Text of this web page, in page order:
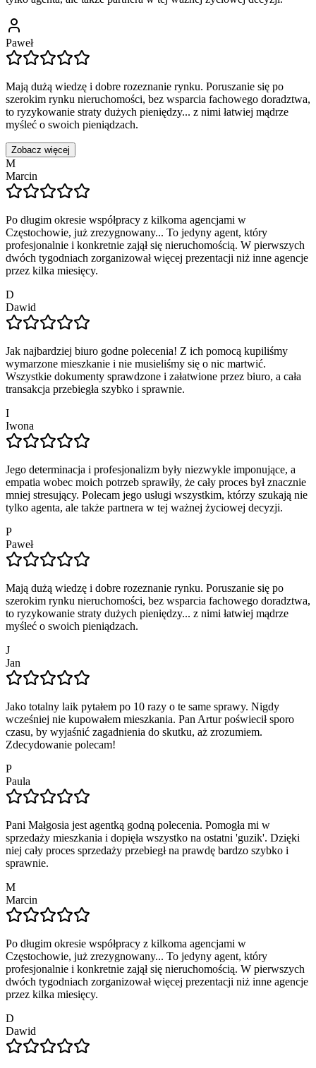
Paweł
Mają dużą wiedzę i dobre rozeznanie rynku. Poruszanie się po
szerokim rynku nieruchomości, bez wsparcia fachowego doradztwa,
to ryzykowanie straty dużych pieniędzy... z nimi łatwiej mądrze
myśleć o swoich pieniądzach.
Zobacz więcej
M
Marcin
Po długim okresie współpracy z kilkoma agencjami w
Częstochowie, już zrezygnowany... To jedyny agent, który
profesjonalnie i konkretnie zajął się nieruchomością. W pierwszych
dwóch tygodniach zorganizował więcej prezentacji niż inne agencje
przez kilka miesięcy.
D
Dawid
Jak najbardziej biuro godne polecenia! Z ich pomocą kupiliśmy
wymarzone mieszkanie i nie musieliśmy się o nic martwić.
Wszystkie dokumenty sprawdzone i załatwione przez biuro, a cała
transakcja przebiegła szybko i sprawnie.
I
Iwona
Jego determinacja i profesjonalizm były niezwykle imponujące, a
empatia wobec moich potrzeb sprawiły, że cały proces był znacznie
mniej stresujący. Polecam jego usługi wszystkim, którzy szukają nie
tylko agenta, ale także partnera w tej ważnej życiowej decyzji.
P
Paweł
Mają dużą wiedzę i dobre rozeznanie rynku. Poruszanie się po
szerokim rynku nieruchomości, bez wsparcia fachowego doradztwa,
to ryzykowanie straty dużych pieniędzy... z nimi łatwiej mądrze
myśleć o swoich pieniądzach.
J
Jan
Jako totalny laik pytałem po 10 razy o te same sprawy. Nigdy
wcześniej nie kupowałem mieszkania. Pan Artur poświecił sporo
czasu, by wyjaśnić zagadnienia do skutku, aż zrozumiem.
Zdecydowanie polecam!
P
Paula
Pani Małgosia jest agentką godną polecenia. Pomogła mi w
sprzedaży mieszkania i dopięła wszystko na ostatni 'guzik'. Dzięki
niej cały proces sprzedaży przebiegł na prawdę bardzo szybko i
sprawnie.
M
Marcin
Po długim okresie współpracy z kilkoma agencjami w
Częstochowie, już zrezygnowany... To jedyny agent, który
profesjonalnie i konkretnie zajął się nieruchomością. W pierwszych
dwóch tygodniach zorganizował więcej prezentacji niż inne agencje
przez kilka miesięcy.
D
Dawid